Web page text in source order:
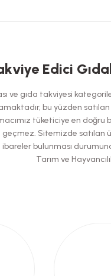
ürüne ilk yorumu siz yapın!
Yorum Yaz
Edici
ve gıda takviyesi
bu yüzden
tüketiciye en
Sitemizde
ibareler bulunması
Tarım ve